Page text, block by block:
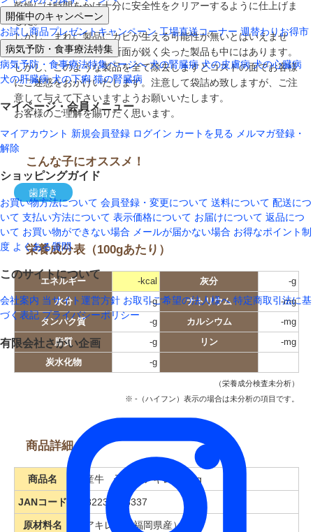
開催中のキャンペーン
お試し商品プレゼントキャンペーン 工場直送コーナー 週替わりお得市
病気予防・食事療法特集
病気予防・食事療法特集ページへ 犬の腎臓病 犬の皮膚病 犬の心臓病
犬の肝臓病 犬の下痢 猫の腎臓病
マイページ・会員メニュー
マイアカウント 新規会員登録 ログイン カートを見る メルマガ登録・
解除
ショッピングガイド
お買い物方法について 会員登録・変更について 送料について 配送につ
いて 支払い方法について 表示価格について お届けについて 返品につ
いて お買い物ができない場合 メールが届かない場合 お得なポイント制
度 よくある質問
このサイトについて
会社案内 当サイト運営方針 お取引ご希望の法人様へ 特定商取引法に基
づく表記 プライバシーポリシー
有限会社さかい企画
乾燥には時間をかけ十分に安全性をクリアーするように仕上げま
した。
しかし、まれに製品にカビが生える可能性が無いとはいえませ
ん。また、カットした断面が鋭く尖った製品も中にはあります。
しかし、このような製品を全て除去しますとコストの面でお客様
にご迷惑をおかけいたします。注意して袋詰め致しますが、ご注
意して与えて下さいますようお願いいたします。
お客様のご理解を賜りたく思います。
こんな子にオススメ！
歯磨き
栄養成分表（100gあたり）
エネルギー -kcal 灰分 -g
水分 -g ナトリウム -mg
タンパク質 -g カルシウム -mg
脂質 -g リン -mg
炭水化物 -g
（栄養成分検査未分析）
※ -（ハイフン）表示の場合は未分析の項目です。
商品詳細
商品名 国産牛 干し牛アキレス 50g
JANコード 4582230533337
原材料名 牛アキレス（福岡県産）